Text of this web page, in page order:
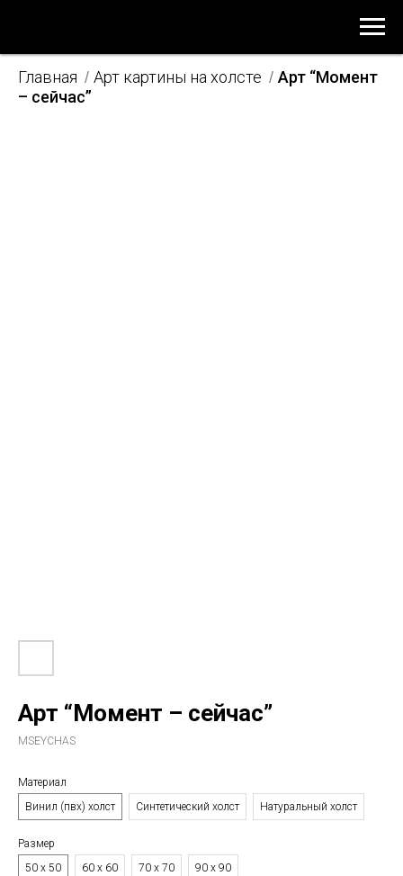
Главная / Арт картины на холсте / Арт “Момент
– сейчас”
Арт “Момент – сейчас”
MSEYCHAS
Материал
Винил (пвх) холст
Синтетический холст Натуральный холст
Размер
50 х 50
60 x 60 70 x 70 90 х 90